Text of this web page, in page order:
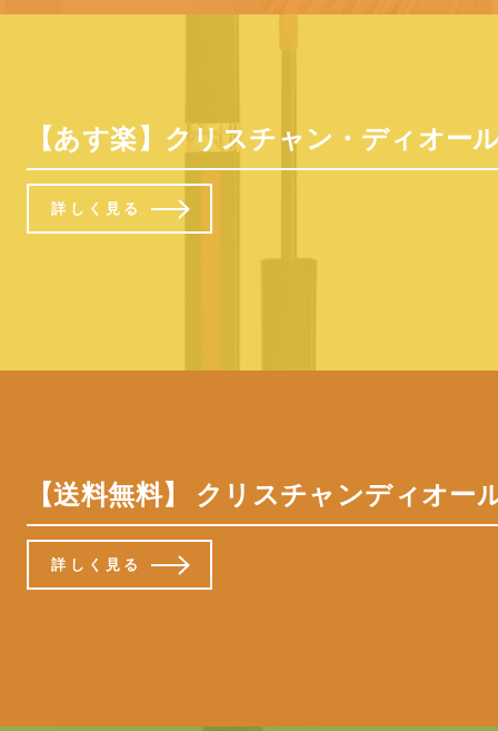
【あす楽】クリスチャン・ディオ
詳しく見る
【送料無料】 クリスチャンディオ
詳しく見る